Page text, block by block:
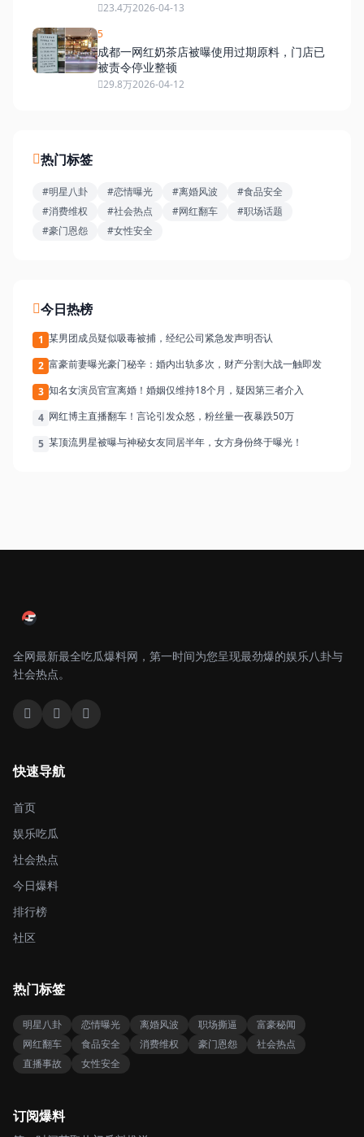
23.4万2026-04-13
5
成都一网红奶茶店被曝使用过期原料，门店已
被责令停业整顿
29.8万2026-04-12
热门标签
#明星八卦 #恋情曝光 #离婚风波
#食品安全
#消费维权
#社会热点 #网红翻车
#职场话题
#豪门恩怨
#女性安全
今日热榜
1 某男团成员疑似吸毒被捕，经纪公司紧急发声明否认
2 富豪前妻曝光豪门秘辛：婚内出轨多次，财产分割大战一触即发
3 知名女演员官宣离婚！婚姻仅维持18个月，疑因第三者介入
4 网红博主直播翻车！言论引发众怒，粉丝量一夜暴跌50万
5 某顶流男星被曝与神秘女友同居半年，女方身份终于曝光！
全网最新最全吃瓜爆料网，第一时间为您呈现最劲爆的娱乐八卦与
社会热点。
快速导航
首页
娱乐吃瓜
社会热点
今日爆料
排行榜
社区
热门标签
明星八卦 恋情曝光 离婚风波 职场撕逼
富豪秘闻
网红翻车
食品安全 消费维权 豪门恩怨
社会热点
直播事故
女性安全
订阅爆料